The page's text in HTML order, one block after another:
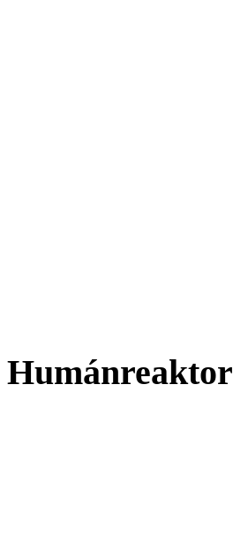
Humánreaktor